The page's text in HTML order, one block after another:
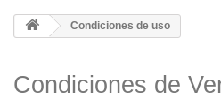
Condiciones de uso
Condiciones de